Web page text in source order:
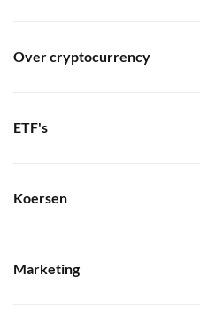
Over cryptocurrency
ETF's
Koersen
Marketing